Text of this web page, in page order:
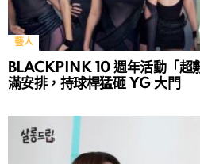
藝人
BLACKPINK 10 週年活動「超
滿安排，持球桿猛砸 YG 大門